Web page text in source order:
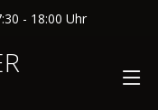
- 18:00 Uhr